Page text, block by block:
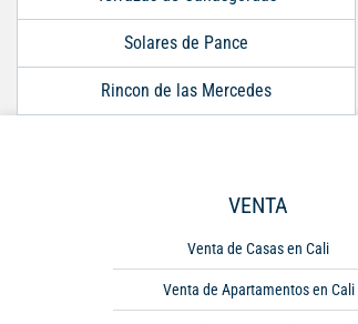
Solares de Pance
Rincon de las Mercedes
VENTA
Venta de Casas en Cali
Venta de Apartamentos en Cali